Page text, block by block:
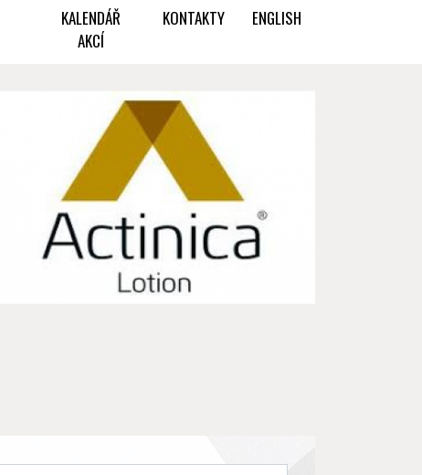
KALENDÁŘ
AKCÍ
KONTAKTY ENGLISH